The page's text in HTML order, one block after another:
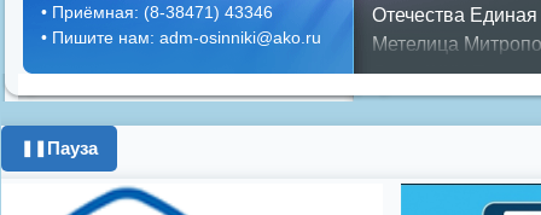
Отечества
Метелица
Днем ЖКХ
Противопожарная
день города
цифровое
• Приёмная: (8-38471) 43346
• Пишите нам: adm-osinniki@ako.ru
Пауза